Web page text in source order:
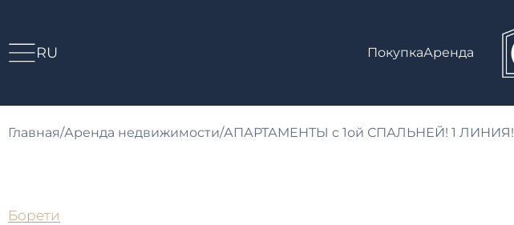
RU ПокупкаАренда
Главная/Аренда недвижимости/АПАРТАМЕНТЫ с 1ой СПАЛЬНЕЙ! 1 ЛИНИЯ!
Борети